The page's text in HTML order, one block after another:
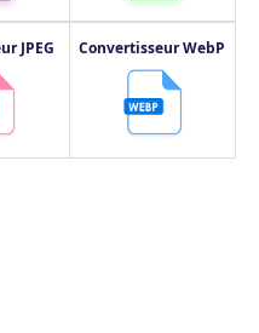
JPEG Convertisseur WebP